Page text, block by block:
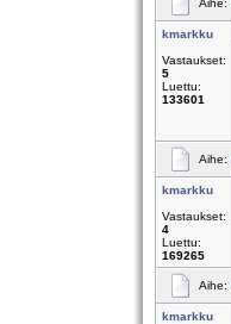
kmarkku
Vastaukset:
5
Luettu:
133601
Aihe:
kmarkku
Vastaukset:
4
Luettu:
169265
Aihe:
kmarkku